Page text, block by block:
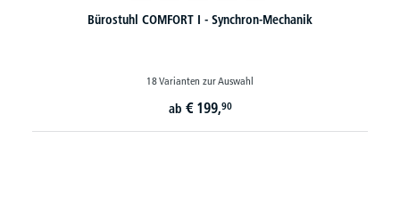
XXL-Bürostuhl CONTROL 24 - bis 200